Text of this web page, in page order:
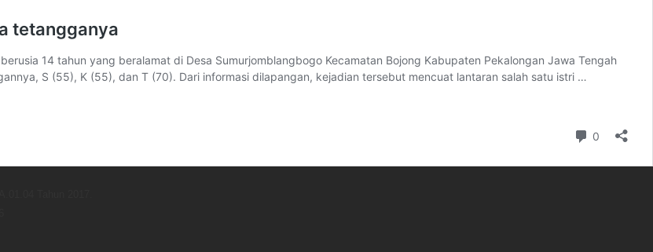
tetangganya
14 tahun yang beralamat di Desa Sumurjomblangbogo Kecamatan Bojong Kabupaten Pekalongan Jawa Tengah
S (55), K (55), dan T (70). Dari informasi dilapangan, kejadian tersebut mencuat lantaran salah satu istri …
0 Komentar